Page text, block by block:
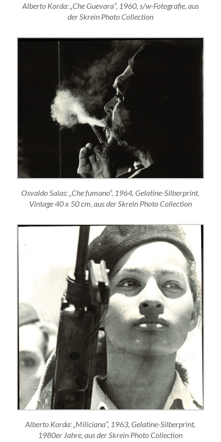
Alberto Korda: „Che Guevara“, 1960, s/w-Fotografie, aus
der Skrein Photo Collection
Osvaldo Salas: „Che fumano“, 1964, Gelatine-Silberprint,
Vintage 40 x 50 cm, aus der Skrein Photo Collection
Alberto Korda: „Miliciana“, 1963, Gelatine-Silberprint,
1980er Jahre, aus der Skrein Photo Collection